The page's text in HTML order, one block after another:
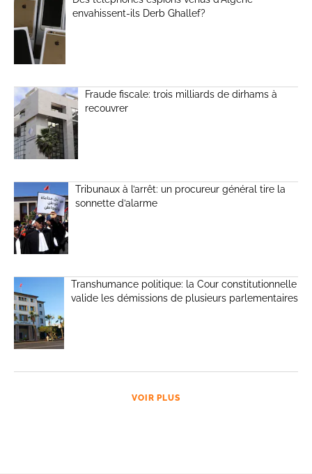
envahissent-ils Derb Ghallef?
Fraude fiscale: trois milliards de dirhams à
recouvrer
Tribunaux à l’arrêt: un procureur général tire la
sonnette d’alarme
Transhumance politique: la Cour constitutionnelle
valide les démissions de plusieurs parlementaires
VOIR PLUS